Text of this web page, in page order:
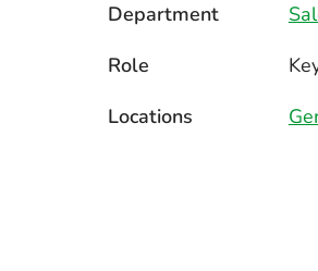
Department
Role
Locations